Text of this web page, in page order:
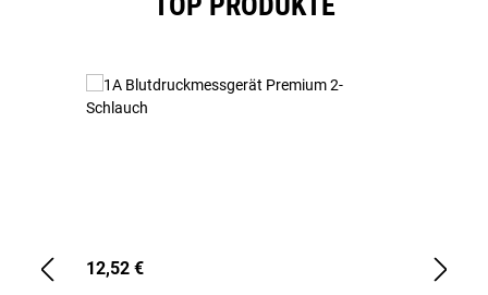
12,52 €